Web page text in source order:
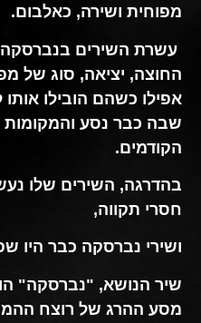
מפוחית ​​ושירה, כאלבום.
עשרת השירים בנברסקה
החוצה, יציאה, סוג של
אפילו כשהם הובילו
שבה כבר נסע והמקומות
הקודמים.
בהדרגה, השירים שלו
חסרי תקווה,
ושירי נברסקה כבר היו
שיר הנושא, "נברסקה"
מסע ההרג של רוצח